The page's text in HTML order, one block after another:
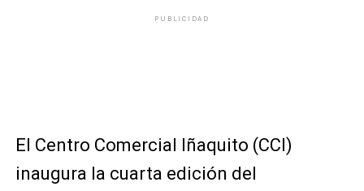
PUBLICIDAD
El Centro Comercial Iñaquito (CCI)
inaugura la cuarta edición del